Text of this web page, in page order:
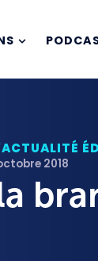
2018